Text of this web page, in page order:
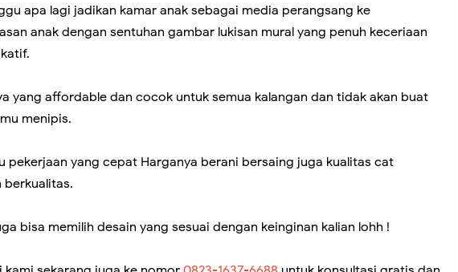
apa lagi jadikan kamar anak sebagai media perangsang ke
anak dengan sentuhan gambar lukisan mural yang penuh keceriaan
yang affordable dan cocok untuk semua kalangan dan tidak akan buat
menipis.
pekerjaan yang cepat Harganya berani bersaing juga kualitas cat
berkualitas.
bisa memilih desain yang sesuai dengan keinginan kalian lohh !